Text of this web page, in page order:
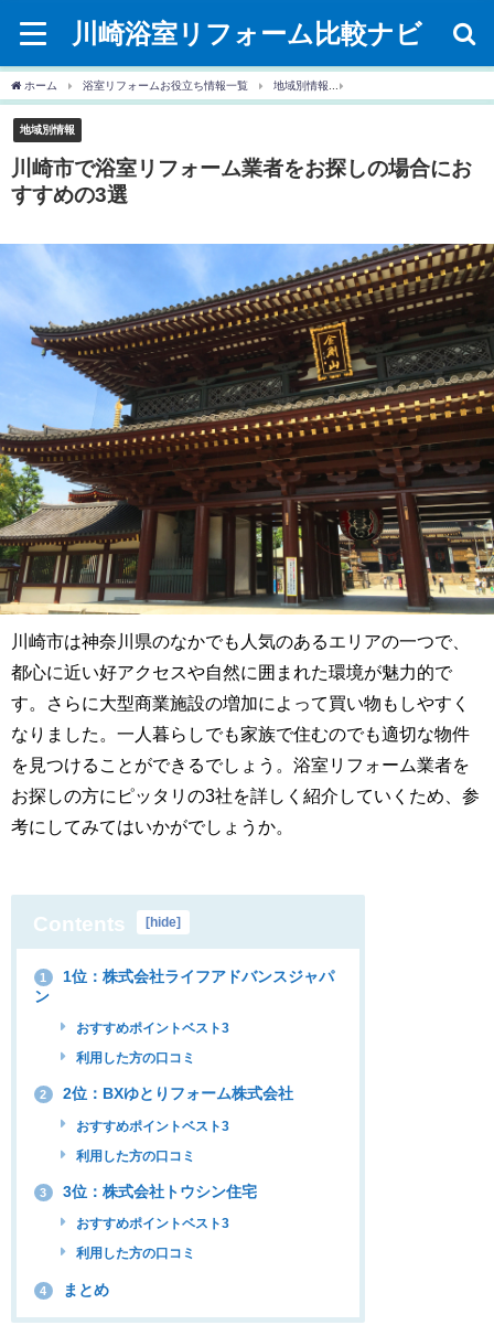
川崎浴室リフォーム比較ナビ
ホーム 浴室リフォームお役立ち情報一覧 地域別情報
地域別情報
川崎市で浴室リフォーム業者をお探しの場合にお
すすめの3選
川崎市は神奈川県のなかでも人気のあるエリアの一つで、
都心に近い好アクセスや自然に囲まれた環境が魅力的で
す。さらに大型商業施設の増加によって買い物もしやすく
なりました。一人暮らしでも家族で住むのでも適切な物件
を見つけることができるでしょう。浴室リフォーム業者を
お探しの方にピッタリの3社を詳しく紹介していくため、参
考にしてみてはいかがでしょうか。
Contents [hide]
1
1位：株式会社ライフアドバンスジャパ
ン
おすすめポイントベスト3
利用した方の口コミ
2 2位：BXゆとりフォーム株式会社
おすすめポイントベスト3
利用した方の口コミ
3 3位：株式会社トウシン住宅
おすすめポイントベスト3
利用した方の口コミ
4 まとめ